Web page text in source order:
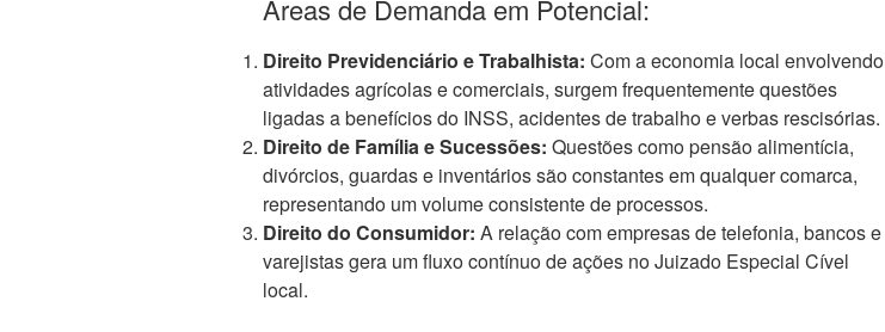
Áreas de Demanda em Potencial:
Direito Previdenciário e Trabalhista: Com a economia local envolvendo
atividades agrícolas e comerciais, surgem frequentemente questões
ligadas a benefícios do INSS, acidentes de trabalho e verbas rescisórias.
Direito de Família e Sucessões: Questões como pensão alimentícia,
divórcios, guardas e inventários são constantes em qualquer comarca,
representando um volume consistente de processos.
Direito do Consumidor: A relação com empresas de telefonia, bancos e
varejistas gera um fluxo contínuo de ações no Juizado Especial Cível
local.